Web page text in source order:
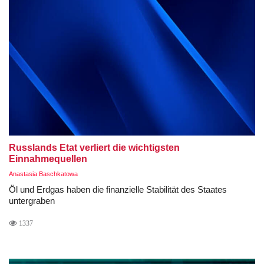
Russlands Etat verliert die wichtigsten
Einnahmequellen
Anastasia Baschkatowa
Öl und Erdgas haben die finanzielle Stabilität des Staates
untergraben
1337